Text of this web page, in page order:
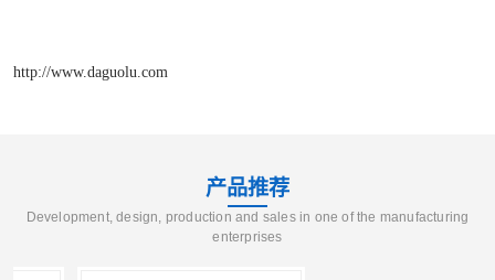
http://www.daguolu.com
产品推荐
Development, design, production and sales in one of the manufacturing
enterprises